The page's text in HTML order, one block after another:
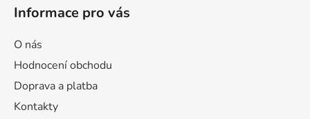
Informace pro vás
O nás
Hodnocení obchodu
Doprava a platba
Kontakty